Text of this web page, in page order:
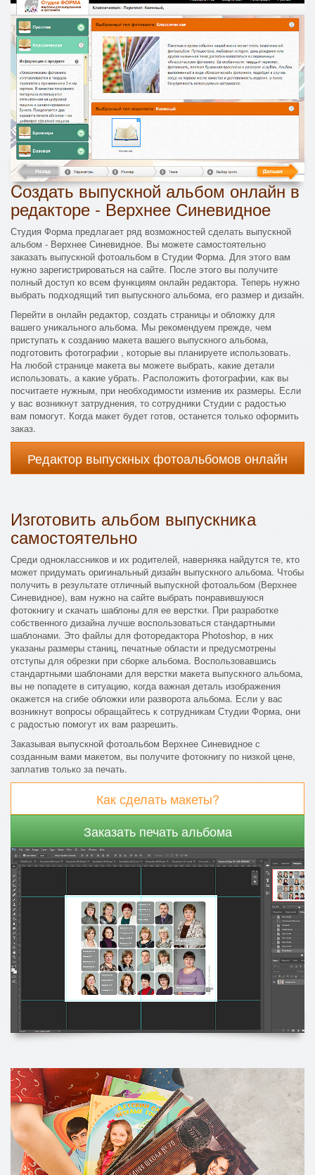
Cоздать выпускной альбом онлайн в
редакторе - Верхнее Синевидное
Студия Форма предлагает ряд возможностей сделать выпускной
альбом - Верхнее Синевидное. Вы можете самостоятельно
заказать выпускной фотоальбом в Студии Форма. Для этого вам
нужно зарегистрироваться на сайте. После этого вы получите
полный доступ ко всем функциям онлайн редактора. Теперь нужно
выбрать подходящий тип выпускного альбома, его размер и дизайн.
Перейти в онлайн редактор, создать страницы и обложку для
вашего уникального альбома. Мы рекомендуем прежде, чем
приступать к созданию макета вашего выпускного альбома,
подготовить фотографии , которые вы планируете использовать.
На любой странице макета вы можете выбрать, какие детали
использовать, а какие убрать. Расположить фотографии, как вы
посчитаете нужным, при необходимости изменив их размеры. Если
у вас возникнут затруднения, то сотрудники Студии с радостью
вам помогут. Когда макет будет готов, останется только оформить
заказ.
Редактор выпускных фотоальбомов онлайн
Изготовить альбом выпускника
самостоятельно
Среди одноклассников и их родителей, наверняка найдутся те, кто
может придумать оригинальный дизайн выпускного альбома. Чтобы
получить в результате отличный выпускной фотоальбом (Верхнее
Синевидное), вам нужно на сайте выбрать понравившуюся
фотокнигу и скачать шаблоны для ее верстки. При разработке
собственного дизайна лучше воспользоваться стандартными
шаблонами. Это файлы для фоторедактора Photoshop, в них
указаны размеры станиц, печатные области и предусмотрены
отступы для обрезки при сборке альбома. Воспользовавшись
стандартными шаблонами для верстки макета выпускного альбома,
вы не попадете в ситуацию, когда важная деталь изображения
окажется на сгибе обложки или разворота альбома. Если у вас
возникнут вопросы обращайтесь к сотрудникам Студии Форма, они
с радостью помогут их вам разрешить.
Заказывая выпускной фотоальбом Верхнее Синевидное с
созданным вами макетом, вы получите фотокнигу по низкой цене,
заплатив только за печать.
Как сделать макеты?
Заказать печать альбома